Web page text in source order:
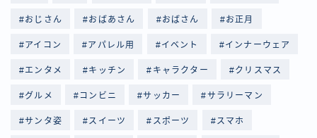
おじさん おばあさん おばさん お正月
アイコン アパレル用 イベント インナーウェア
エンタメ キッチン キャラクター クリスマス
グルメ コンビニ サッカー サラリーマン
サンタ姿 スイーツ スポーツ スマホ